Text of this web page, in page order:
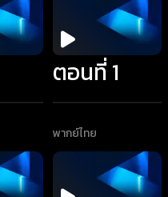
ตอนที่ 1
พากย์ไทย